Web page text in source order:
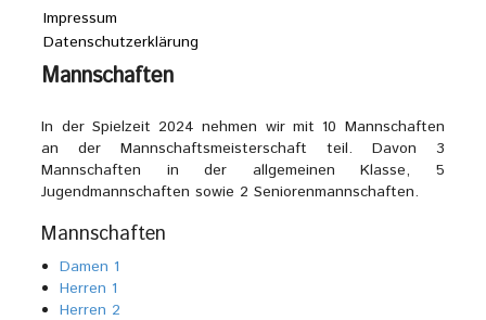
Impressum
Datenschutzerklärung
Mannschaften
In der Spielzeit 2024 nehmen wir mit 10 Mannschaften
an der Mannschaftsmeisterschaft teil. Davon 3
Mannschaften in der allgemeinen Klasse, 5
Jugendmannschaften sowie 2 Seniorenmannschaften.
Mannschaften
Damen 1
Herren 1
Herren 2